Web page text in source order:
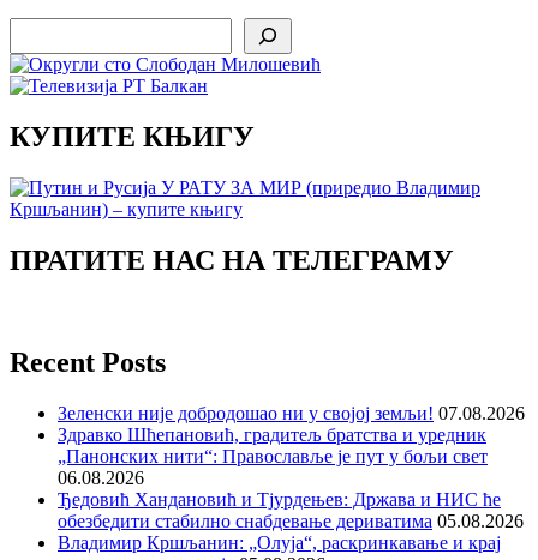
КУПИТЕ КЊИГУ
ПРАТИТЕ НАС НА ТЕЛЕГРАМУ
Recent Posts
Зеленски није добродошао ни у својој земљи! 07.08.2026
Здравко Шћепановић, градитељ братства и уредник
„Панонских нити“: Православље је пут у бољи свет
06.08.2026
Ђедовић Хандановић и Тјурдењев: Држава и НИС ће
обезбедити стабилно снабдевање дериватима 05.08.2026
Владимир Кршљанин: „Олуја“, раскринкавање и крај